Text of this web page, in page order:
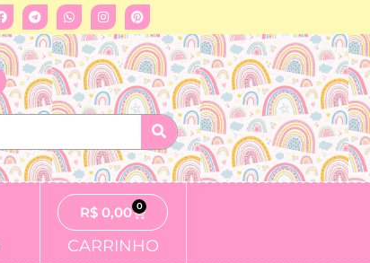
R$ 0,00 0
CARRINHO